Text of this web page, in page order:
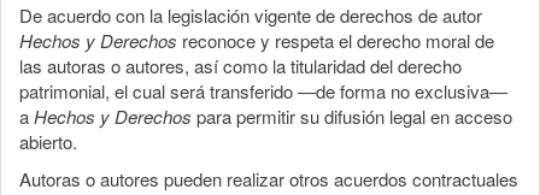
De acuerdo con la legislación vigente de derechos de autor
Hechos y Derechos reconoce y respeta el derecho moral de
las autoras o autores, así como la titularidad del derecho
patrimonial, el cual será transferido —de forma no exclusiva—
aHechos y Derechos para permitir su difusión legal en acceso
abierto.
Autoras o autores pueden realizar otros acuerdos contractuales